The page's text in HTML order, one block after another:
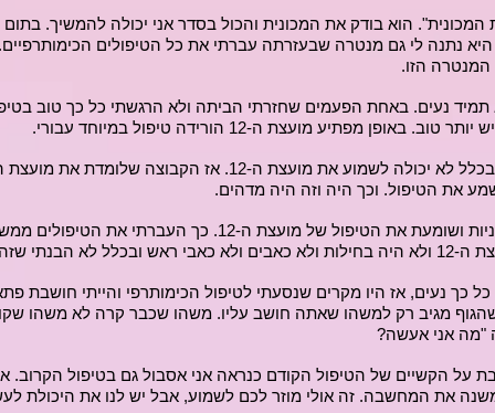
המכונית". הוא בודק את המכונית והכול בסדר אני יכולה להמשיך.
היא נתנה לי גם מנטרה שבעזרתה עברתי את כל הטיפולים
הזו.
נעים. באחת הפעמים שחזרתי הביתה ולא הרגשתי כל כך טוב
מפתיע מועצת ה-12 הורידה טיפול במיוחד עבורי.
הייתי יושבת בטיפולים הכימותרפיים עם אוזניות ושומעת את
שזה חריג.
כך נעים, אז היו מקרים שנסעתי לטיפול הכימותרפי והייתי חושבת
מגיב רק למשהו שאתה חושב עליו. משהו שכבר קרה לא משהו
"מה אני אעשה?
על הקשיים של הטיפול הקודם כנראה אני אסבול גם בטיפול הקרוב.
את המחשבה. זה אולי מוזר לכם לשמוע, אבל יש לנו את היכולת